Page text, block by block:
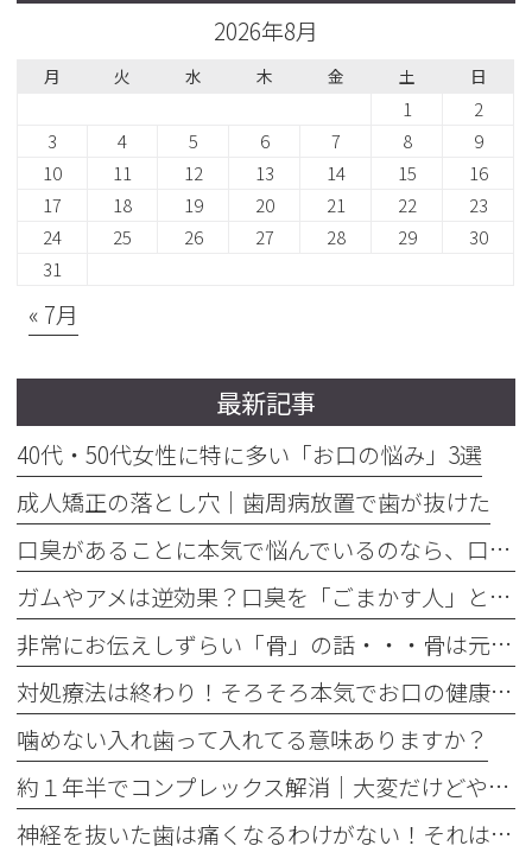
2026年8月
月 火 水 木 金 土 日
1
2
3
4 5 6 7 8
9
10
11 12 13 14 15
16
17
18 19 20 21 22
23
24
25 26 27 28 29
30
31
« 7月
最新記事
40代・50代女性に特に多い「お口の悩み」3選
成人矯正の落とし穴｜歯周病放置で歯が抜けた
口臭があることに本気で悩んでいるのなら、口臭を本気で治そう
ガムやアメは逆効果？口臭を「ごまかす人」と「治す人」の決定的な違い
非常にお伝えしずらい「骨」の話・・・骨は元には戻せない？
対処療法は終わり！そろそろ本気でお口の健康とは何かを考えませんか
噛めない入れ歯って入れてる意味ありますか？
約１年半でコンプレックス解消｜大変だけどやって良かった歯の矯正治療
神経を抜いた歯は痛くなるわけがない！それは嘘です